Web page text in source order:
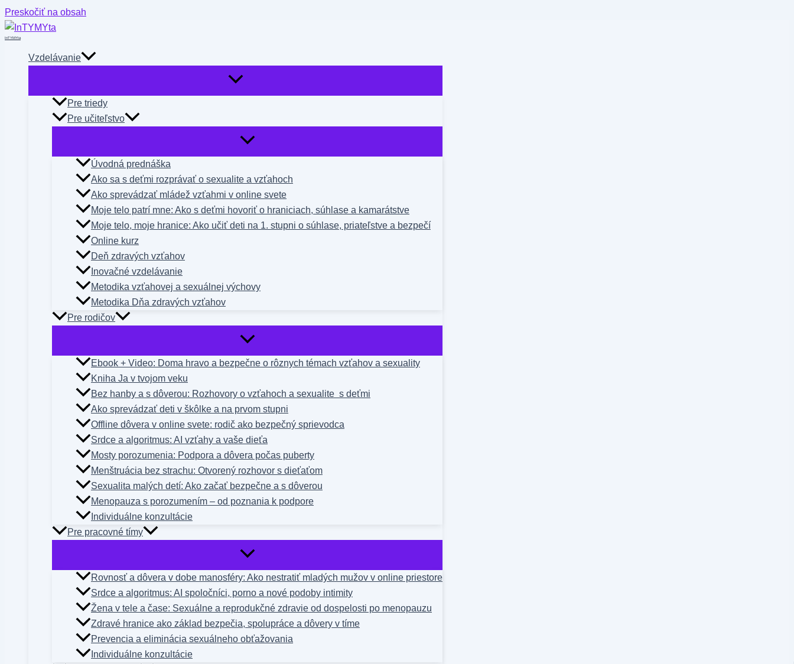
Preskočiť na obsah
InTYMYta
Vzdelávanie
Pre triedy
Pre učiteľstvo
Úvodná prednáška
Ako sa s deťmi rozprávať o sexualite a vzťahoch
Ako sprevádzať mládež vzťahmi v online svete
Moje telo patrí mne: Ako s deťmi hovoriť o hraniciach, súhlase a kamarátstve
Moje telo, moje hranice: Ako učiť deti na 1. stupni o súhlase, priateľstve a bezpečí
Online kurz
Deň zdravých vzťahov
Inovačné vzdelávanie
Metodika vzťahovej a sexuálnej výchovy
Metodika Dňa zdravých vzťahov
Pre rodičov
Ebook + Video: Doma hravo a bezpečne o rôznych témach vzťahov a sexuality
Kniha Ja v tvojom veku
Bez hanby a s dôverou: Rozhovory o vzťahoch a sexualite s deťmi
Ako sprevádzať deti v škôlke a na prvom stupni
Offline dôvera v online svete: rodič ako bezpečný sprievodca
Srdce a algoritmus: AI vzťahy a vaše dieťa
Mosty porozumenia: Podpora a dôvera počas puberty
Menštruácia bez strachu: Otvorený rozhovor s dieťaťom
Sexualita malých detí: Ako začať bezpečne a s dôverou
Menopauza s porozumením – od poznania k podpore
Individuálne konzultácie
Pre pracovné tímy
Rovnosť a dôvera v dobe manosféry: Ako nestratiť mladých mužov v online priestore
Srdce a algoritmus: AI spoločníci, porno a nové podoby intimity
Žena v tele a čase: Sexuálne a reprodukčné zdravie od dospelosti po menopauzu
Zdravé hranice ako základ bezpečia, spolupráce a dôvery v tíme
Prevencia a eliminácia sexuálneho obťažovania
Individuálne konzultácie